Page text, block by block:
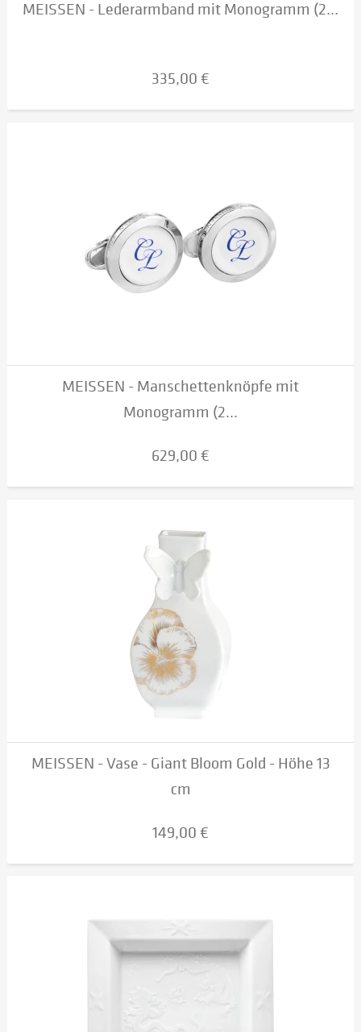
MEISSEN - Lederarmband mit Monogramm (2...
335,00 €
MEISSEN - Manschettenknöpfe mit
Monogramm (2...
629,00 €
MEISSEN - Vase - Giant Bloom Gold - Höhe 13
cm
149,00 €